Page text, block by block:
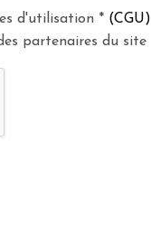
d'utilisation * (CGU)
partenaires du site